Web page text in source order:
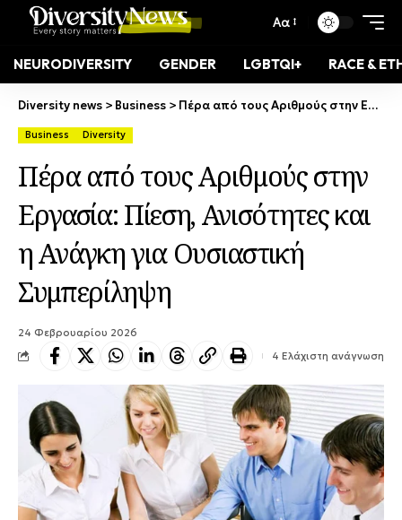
Αα
NEURODIVERSITY GENDER LGBTQI+ RACE &
Diversity news > Business > Πέρα από τους Αριθμούς στην Εργασία: Πίεση, Ανισότητες και η Ανάγκη για Ουσιαστική Συμπερίληψη
Business Diversity
Πέρα από τους Αριθμούς στην
Εργασία: Πίεση, Ανισότητες και
η Ανάγκη για Ουσιαστική
Συμπερίληψη
24 Φεβρουαρίου 2026
4 Ελάχιστη ανάγνωση